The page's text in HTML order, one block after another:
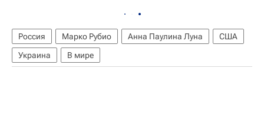
Россия Марко Рубио Анна Паулина Луна
США
Украина
В мире